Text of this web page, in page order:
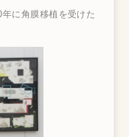
に角膜移植を受けた